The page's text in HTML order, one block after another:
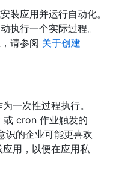
装应用并运行自动化。
执行一个实际过程。
请参阅 关于创建
一次性过程执行。
cron 作业触发的
识的企业可能更喜欢
用，以便在应用私